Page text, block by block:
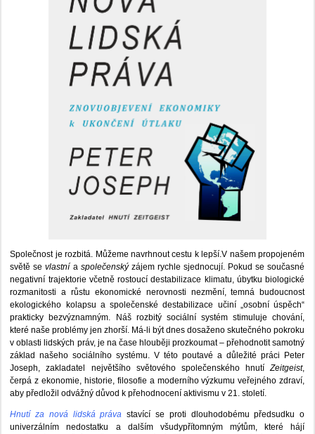
Společnost je rozbitá. Můžeme navrhnout cestu k lepší.V našem propojeném
světě sevlastní a společenskýzájem rychle sjednocují. Pokud se současné
negativní trajektorie včetně rostoucí destabilizace klimatu, úbytku biologické
rozmanitosti a růstu ekonomické nerovnosti nezmění, temná budoucnost
ekologického kolapsu a společenské destabilizace učiní „osobní úspěch“
prakticky bezvýznamným. Náš rozbitý sociální systém stimuluje chování,
které naše problémy jen zhorší. Má-li být dnes dosaženo skutečného pokroku
v oblasti lidských práv, je na čase hlouběji prozkoumat – přehodnotit samotný
základ našeho sociálního systému. V této poutavé a důležité práci Peter
Joseph, zakladatel největšího světového společenského hnutíZeitgeist,
čerpá z ekonomie, historie, filosofie a moderního výzkumu veřejného zdraví,
aby předložil odvážný důvod k přehodnocení aktivismu v 21. století.
Hnutí za nová lidská práva stavící se proti dlouhodobému předsudku o
univerzálním nedostatku a dalším všudypřítomným mýtům, které hájí